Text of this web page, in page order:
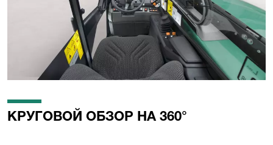
КРУГОВОЙ ОБЗОР НА 360°